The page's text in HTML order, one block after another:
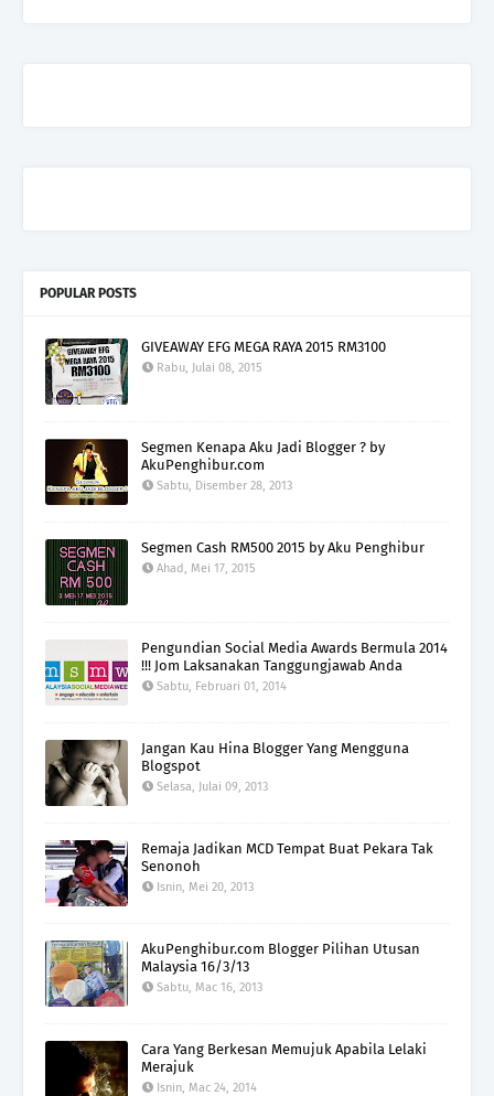
POPULAR POSTS
GIVEAWAY EFG MEGA RAYA 2015 RM3100
Rabu, Julai 08, 2015
Segmen Kenapa Aku Jadi Blogger ? by
AkuPenghibur.com
Sabtu, Disember 28, 2013
Segmen Cash RM500 2015 by Aku Penghibur
Ahad, Mei 17, 2015
Pengundian Social Media Awards Bermula 2014
!!! Jom Laksanakan Tanggungjawab Anda
Sabtu, Februari 01, 2014
Jangan Kau Hina Blogger Yang Mengguna
Blogspot
Selasa, Julai 09, 2013
Remaja Jadikan MCD Tempat Buat Pekara Tak
Senonoh
Isnin, Mei 20, 2013
AkuPenghibur.com Blogger Pilihan Utusan
Malaysia 16/3/13
Sabtu, Mac 16, 2013
Cara Yang Berkesan Memujuk Apabila Lelaki
Merajuk
Isnin, Mac 24, 2014